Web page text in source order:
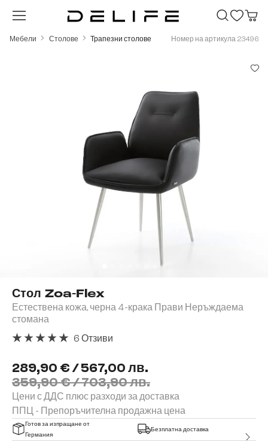
Преминете към основното съдържание
Мебели Столове Трапезни столове Номер на артикула 23496
Стол Zoa-Flex
Естествена кожа, черна 4-крака Прави Неръждаема
стомана
289,90 € / 567,00 лв.
359,90 € / 703,90 лв.
Цени с ДДС плюс разходи за доставка
ППЦ - Препоръчителна продажна цена
6 Отзиви
Готов за изпращане от
Германия
Безплатна доставка